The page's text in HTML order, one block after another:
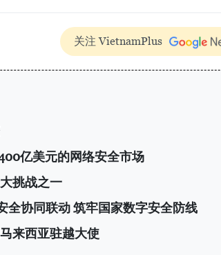
关注 VietnamPlus
亿美元的网络安全市场
挑战之一
全协同联动 筑牢国家数字安全防线
来西亚驻越大使